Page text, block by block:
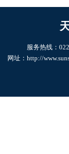
服务热线：
网址：http://